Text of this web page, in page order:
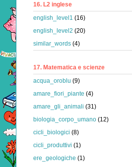
16. L2 inglese
english_level1 (16)
english_level2 (20)
similar_words (4)
17. Matematica e scienze
acqua_oroblu (9)
amare_fiori_piante (4)
amare_gli_animali (31)
biologia_corpo_umano (12)
cicli_biologici (8)
cicli_produttivi (1)
ere_geologiche (1)